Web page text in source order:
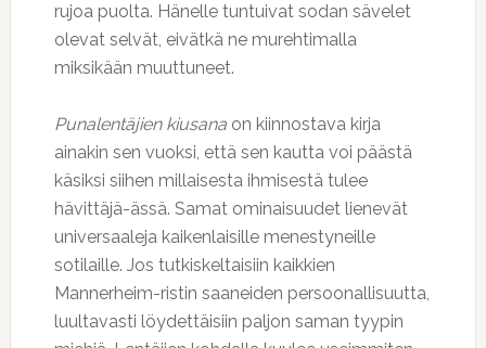
rujoa puolta. Hänelle tuntuivat sodan sävelet
olevat selvät, eivätkä ne murehtimalla
miksikään muuttuneet.
Punalentäjien kiusanaon kiinnostava kirja
ainakin sen vuoksi, että sen kautta voi päästä
käsiksi siihen millaisesta ihmisestä tulee
hävittäjä-ässä. Samat ominaisuudet lienevät
universaaleja kaikenlaisille menestyneille
sotilaille. Jos tutkiskeltaisiin kaikkien
Mannerheim-ristin saaneiden persoonallisuutta,
luultavasti löydettäisiin paljon saman tyypin